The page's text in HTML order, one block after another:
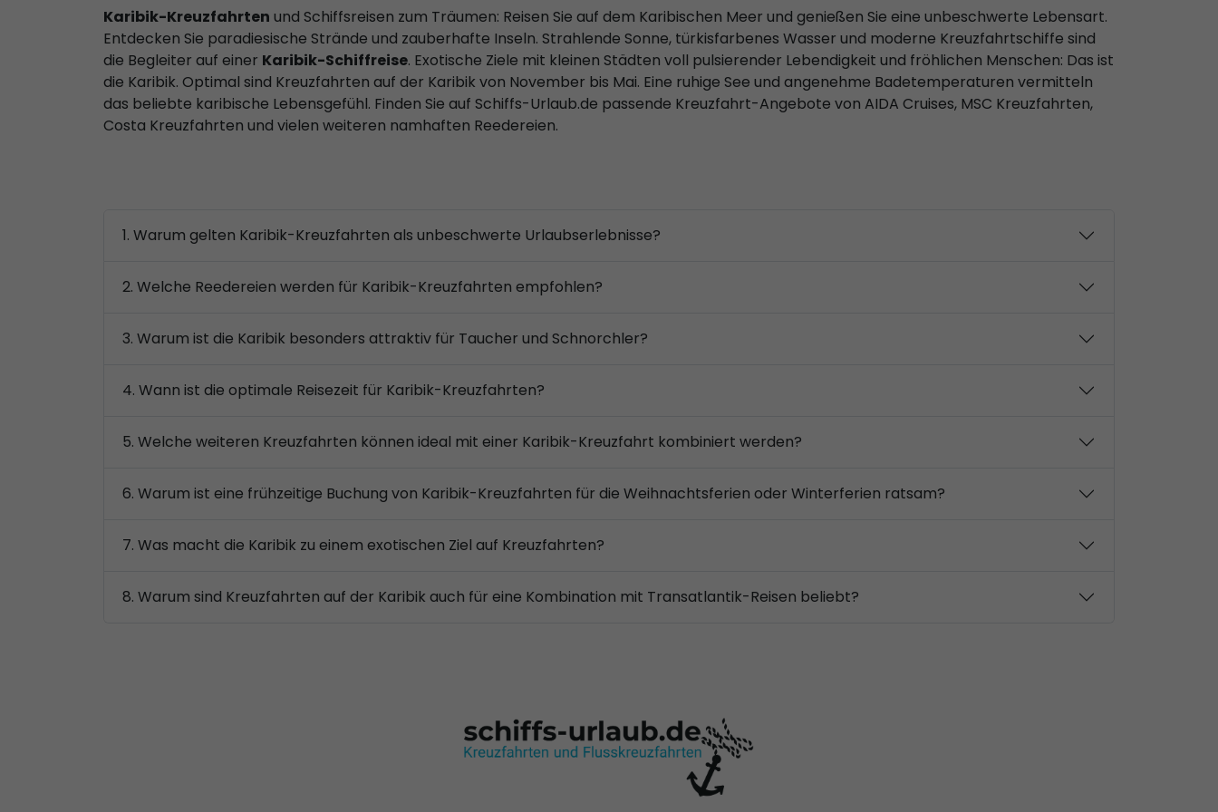
Karibik-Kreuzfahrten und Schiffsreisen zum Träumen: Reisen Sie auf dem Karibischen Meer und genießen Sie eine unbeschwerte Lebensart.
Entdecken Sie paradiesische Strände und zauberhafte Inseln. Strahlende Sonne, türkisfarbenes Wasser und moderne Kreuzfahrtschiffe sind
die Begleiter auf einer Karibik-Schiffreise. Exotische Ziele mit kleinen Städten voll pulsierender Lebendigkeit und fröhlichen Menschen: Das ist
die Karibik. Optimal sind Kreuzfahrten auf der Karibik von November bis Mai. Eine ruhige See und angenehme Badetemperaturen vermitteln
das beliebte karibische Lebensgefühl. Finden Sie auf Schiffs-Urlaub.de passende Kreuzfahrt-Angebote von AIDA Cruises, MSC Kreuzfahrten,
Costa Kreuzfahrten und vielen weiteren namhaften Reedereien.
1. Warum gelten Karibik-Kreuzfahrten als unbeschwerte Urlaubserlebnisse?
2. Welche Reedereien werden für Karibik-Kreuzfahrten empfohlen?
3. Warum ist die Karibik besonders attraktiv für Taucher und Schnorchler?
4. Wann ist die optimale Reisezeit für Karibik-Kreuzfahrten?
5. Welche weiteren Kreuzfahrten können ideal mit einer Karibik-Kreuzfahrt kombiniert werden?
6. Warum ist eine frühzeitige Buchung von Karibik-Kreuzfahrten für die Weihnachtsferien oder Winterferien ratsam?
7. Was macht die Karibik zu einem exotischen Ziel auf Kreuzfahrten?
8. Warum sind Kreuzfahrten auf der Karibik auch für eine Kombination mit Transatlantik-Reisen beliebt?